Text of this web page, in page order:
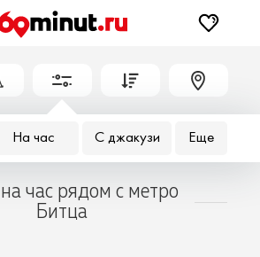
На час С джакузи Еще
час рядом с метро
Битца